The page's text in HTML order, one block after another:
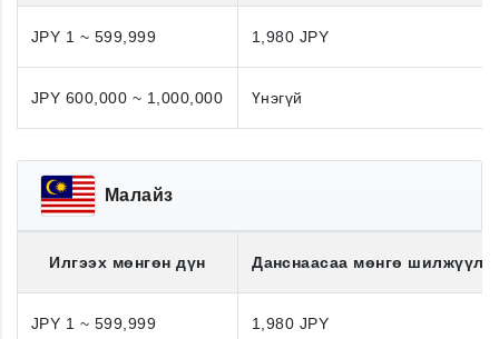
JPY 1 ~ 599,999 1,980 JPY
JPY 600,000 ~ 1,000,000 Үнэгүй
Малайз
Илгээх мөнгөн дүн Данснаасаа мөнгө
JPY 1 ~ 599,999 1,980 JPY